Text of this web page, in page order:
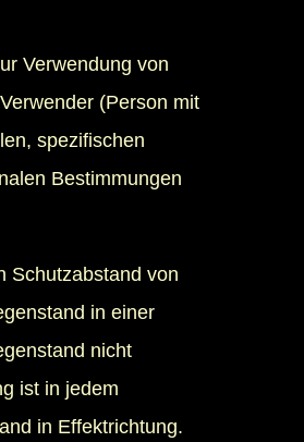
Verwendung von
(Person mit
spezifischen
Bestimmungen
Schutzabstand von
in einer
nicht
ist in jedem
in Effektrichtung.